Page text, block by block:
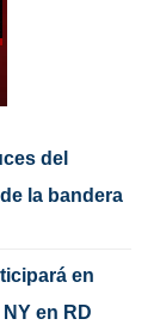
del
la bandera
en
en RD